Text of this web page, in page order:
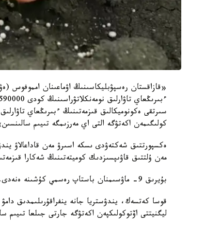
«قازاقستان رەسپۋبليكاسىنىڭ اۋماعىنان امموفوس
كولىگىمەن اكەتۋگە التى اي مەرزىمگە تىيىم
ەكسپورتتىق شەكتەۋدى ىسكە اسىرۋ مەن قاداعالاۋ
مەن ۇلتتىق قاۋىپسىزدىك كوميتەتىنىڭ شەكارا
بۇيرىق 9- ماۋسىمنان باستاپ رەسمي كۇشىنە ەنەدى.
قوسا كەتسەك، يندۋستريا جانە ينفراقۇرىلىمدىق
ليگنيتتى اۆتوكولىكپەن اكەتۋگە جارتى جىلعا تىيىم